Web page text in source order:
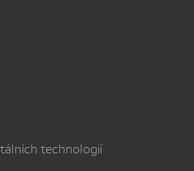
technologií